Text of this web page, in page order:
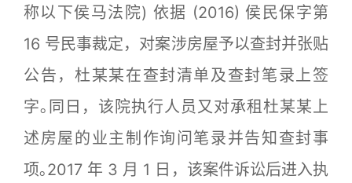
称以下侯马法院) 依据 (2016) 侯民保字第
16 号民事裁定，对案涉房屋予以查封并张贴
公告，杜某某在查封清单及查封笔录上签
字｡同日，该院执行人员又对承租杜某某上
述房屋的业主制作询问笔录并告知查封事
项｡2017 年 3 月 1 日，该案件诉讼后进入执